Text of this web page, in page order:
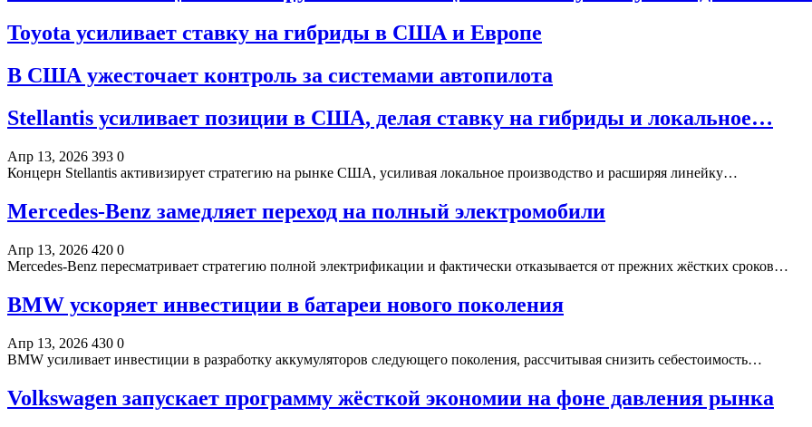
Toyota усиливает ставку на гибриды в США и Европе
В США ужесточает контроль за системами автопилота
Stellantis усиливает позиции в США, делая ставку на гибриды и локальное…
Апр 13, 2026 393 0
Концерн Stellantis активизирует стратегию на рынке США, усиливая локальное производство и расширяя линейку…
Mercedes-Benz замедляет переход на полный электромобили
Апр 13, 2026 420 0
Mercedes-Benz пересматривает стратегию полной электрификации и фактически отказывается от прежних жёстких сроков…
BMW ускоряет инвестиции в батареи нового поколения
Апр 13, 2026 430 0
BMW усиливает инвестиции в разработку аккумуляторов следующего поколения, рассчитывая снизить себестоимость…
Volkswagen запускает программу жёсткой экономии на фоне давления рынка